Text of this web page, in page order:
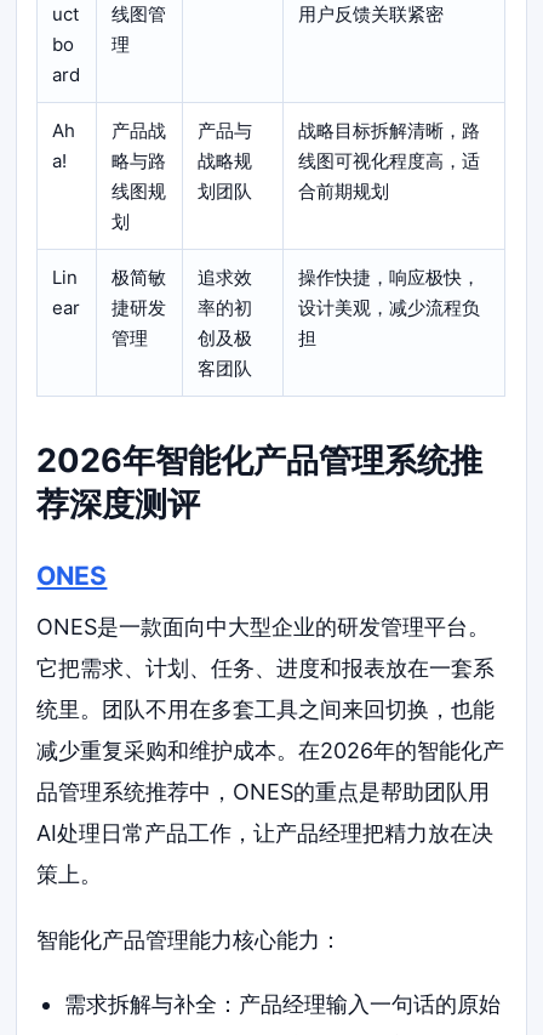
uct
bo
ard
线图管
理
用户反馈关联紧密
Ah
a!
产品战
略与路
线图规
划
产品与
战略规
划团队
战略目标拆解清晰，路
线图可视化程度高，适
合前期规划
Lin
ear
极简敏
捷研发
管理
追求效
率的初
创及极
客团队
操作快捷，响应极快，
设计美观，减少流程负
担
2026年智能化产品管理系统推
荐深度测评
ONES
ONES是一款面向中大型企业的研发管理平台。
它把需求、计划、任务、进度和报表放在一套系
统里。团队不用在多套工具之间来回切换，也能
减少重复采购和维护成本。在2026年的智能化产
品管理系统推荐中，ONES的重点是帮助团队用
AI处理日常产品工作，让产品经理把精力放在决
策上。
智能化产品管理能力核心能力：
需求拆解与补全：产品经理输入一句话的原始